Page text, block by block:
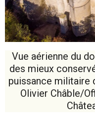
Vue aérienne du
des mieux
puissance militaire
Olivier Châble/